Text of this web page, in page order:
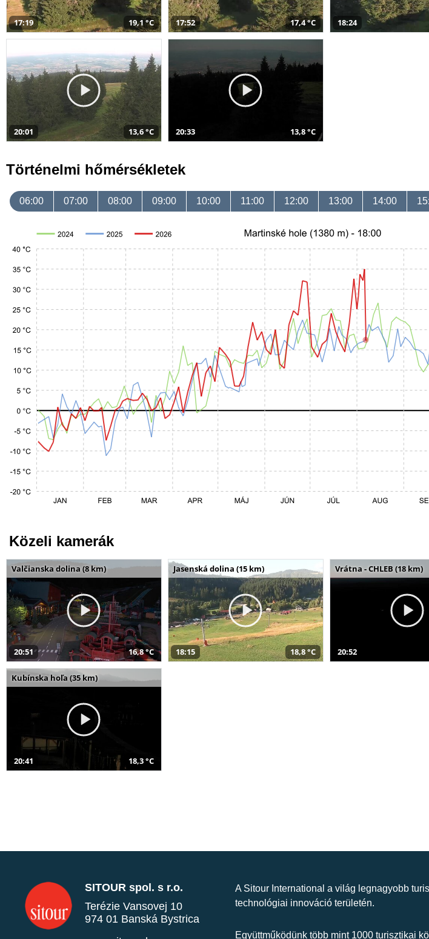
17:19 19,1 °C 17:52 17,4 °C 18:24
20:01 13,6 °C 20:33 13,8 °C
Történelmi hőmérsékletek
06:00 07:00 08:00 09:00 10:00 11:00 12:00 13:00 14:00
Közeli kamerák
Valčianska dolina (8 km)
20:51 16,8 °C
Jasenská dolina (15 km)
18:15 18,8 °C
Vrátna - CHLEB (18 km)
20:52
Kubínska hoľa (35 km)
20:41 18,3 °C
SITOUR spol. s r.o.
Terézie Vansovej 10
974 01 Banská Bystrica
A Sitour International a világ legnagyobb
technológiai innováció területén.
Együttműködünk több mint 1000 turisztikai